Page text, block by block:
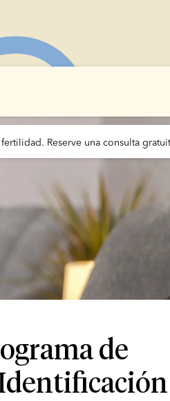
Reserve una consulta
de